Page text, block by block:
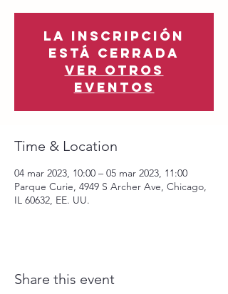
La inscripción
está cerrada
Ver otros
eventos
Time & Location
04 mar 2023, 10:00 – 05 mar 2023, 11:00
Parque Curie, 4949 S Archer Ave, Chicago,
IL 60632, EE. UU.
Share this event